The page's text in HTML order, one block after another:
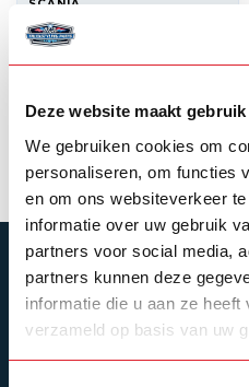
Deze website maakt
We gebruiken cookies om
personaliseren, om functies
en om ons websiteverkeer
informatie over uw gebruik
partners voor social media,
partners kunnen deze
informatie die u aan ze
verzameld op basis van uw
SCANIA
Achterwand voor
Scania Topline
--,-- Backorder
Product bekijken
ABONNEER JE OP
Blijf op de hoogte over